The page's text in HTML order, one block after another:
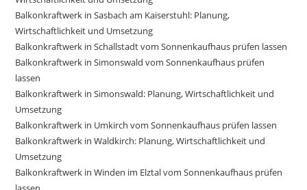
Balkonkraftwerk in Sasbach am Kaiserstuhl: Planung,
Wirtschaftlichkeit und Umsetzung
Balkonkraftwerk in Schallstadt vom Sonnenkaufhaus prüfen lassen
Balkonkraftwerk in Simonswald vom Sonnenkaufhaus prüfen
lassen
Balkonkraftwerk in Simonswald: Planung, Wirtschaftlichkeit und
Umsetzung
Balkonkraftwerk in Umkirch vom Sonnenkaufhaus prüfen lassen
Balkonkraftwerk in Waldkirch: Planung, Wirtschaftlichkeit und
Umsetzung
Balkonkraftwerk in Winden im Elztal vom Sonnenkaufhaus prüfen